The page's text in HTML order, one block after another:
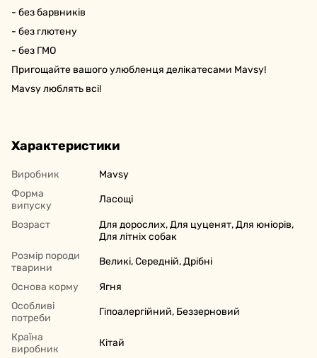
- без барвників
- без глютену
- без ГМО
Пригощайте вашого улюбленця делікатесами Mavsy!
Mavsy люблять всі!
Характеристики
Виробник
Mavsy
Форма
випуску
Ласощі
Возраст
Для дорослих, Для цуценят, Для юніорів,
Для літніх собак
Розмір породи
тварини
Великі, Середній, Дрібні
Основа корму
Ягня
Особливі
потреби
Гіпоалергійний, Беззерновий
Країна
виробник
Кітай